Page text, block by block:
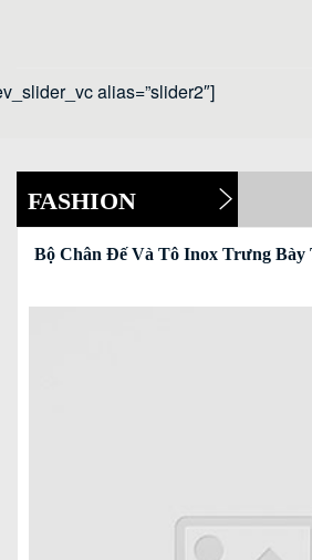
alias=”slider2″]
FASHION
Bộ Chân Đế Và Tô Inox Trưng Bày